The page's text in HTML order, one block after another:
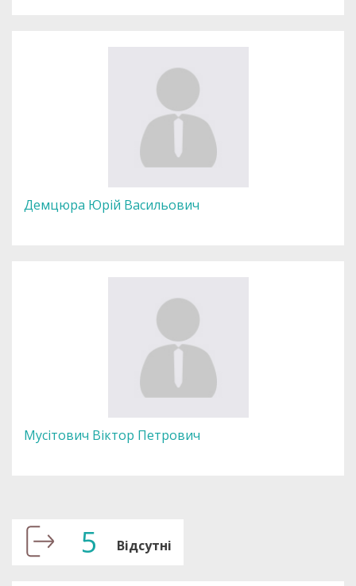
Демцюра Юрій Васильович
Мусітович Віктор Петрович
5 Відсутні